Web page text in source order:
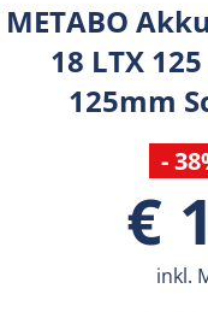
METABO
18 LTX
125mm
-
€
inkl.